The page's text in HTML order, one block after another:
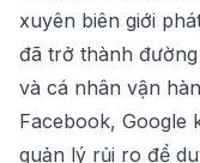
xuyên biên giới
đã trở thành
và cá nhân vận
Facebook, Google
quản lý rủi ro để